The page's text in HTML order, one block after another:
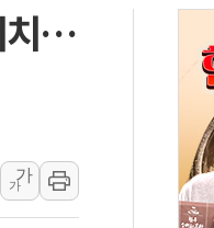
전략 만지작…공습 한계·탄약
시간당 최대 50㎜ 폭우…강원
다 참변…60대 환경미화원 수
택가서 흉기 난동…60대 남성 2
때문에 손해 보는 일 없게"…'
근 해상서 모터보트 전복…1명
피해자 기림의 날 참석..."국
치…
가
가